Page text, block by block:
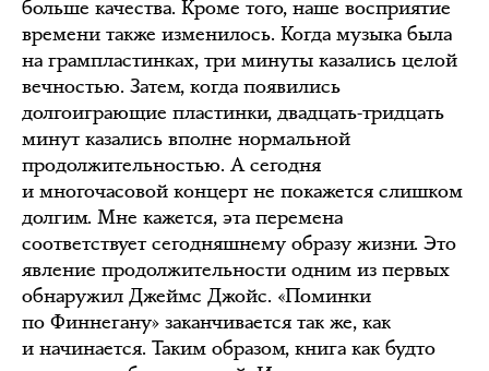
больше качества. Кроме того, наше восприятие
времени также изменилось. Когда музыка была
на грампластинках, три минуты казались целой
вечностью. Затем, когда появились
долгоиграющие пластинки, двадцать-тридцать
минут казались вполне нормальной
продолжительностью. А сегодня
и многочасовой концерт не покажется слишком
долгим. Мне кажется, эта перемена
соответствует сегодняшнему образу жизни. Это
явление продолжительности одним из первых
обнаружил Джеймс Джойс. «Поминки
по Финнегану» заканчивается так же, как
и начинается. Таким образом, книга как будто